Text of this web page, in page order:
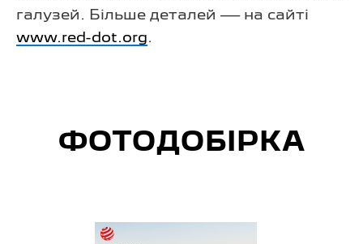
галузей. Більше деталей — на сайті
www.red-dot.org.
ФОТОДОБІРКА